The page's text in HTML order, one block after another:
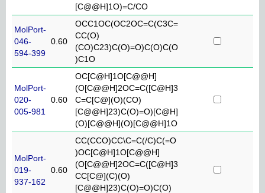
[C@@H]1O)=C/CO
MolPort-
046-
594-399
0.60
OCC1OC(OC2OC=C(C3C=
CC(O)
(CO)C23)C(O)=O)C(O)C(O
)C1O
MolPort-
020-
005-981
0.60
OC[C@H]1O[C@@H]
(O[C@@H]2OC=C([C@H]3
C=C[C@](O)(CO)
[C@@H]23)C(O)=O)[C@H]
(O)[C@@H](O)[C@@H]1O
MolPort-
019-
937-162
0.60
CC(CCO)CC\C=C(/C)C(=O
)OC[C@H]1O[C@@H]
(O[C@@H]2OC=C([C@H]3
CC[C@](C)(O)
[C@@H]23)C(O)=O)C(O)